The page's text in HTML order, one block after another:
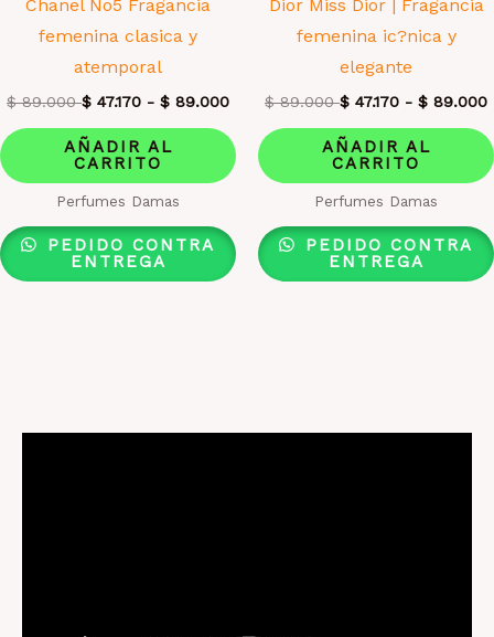
Chanel No5 Fragancia
femenina clasica y
atemporal
$89.000 $ 47.170 - $ 89.000
AÑADIR AL
CARRITO
Perfumes Damas
PEDIDO CONTRA
ENTREGA
Dior Miss Dior | Fragancia
femenina ic?nica y
elegante
$89.000 $ 47.170 - $ 89.000
AÑADIR AL
CARRITO
Perfumes Damas
PEDIDO CONTRA
ENTREGA